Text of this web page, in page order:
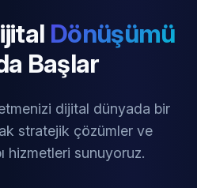
Dönüşümü
Başlar
dijital dünyada bir
stratejik çözümler ve
hizmetleri sunuyoruz.